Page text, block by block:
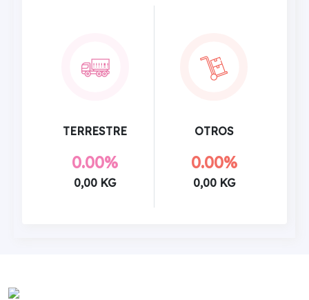
TERRESTRE
0.00%
0,00 KG
OTROS
0.00%
0,00 KG